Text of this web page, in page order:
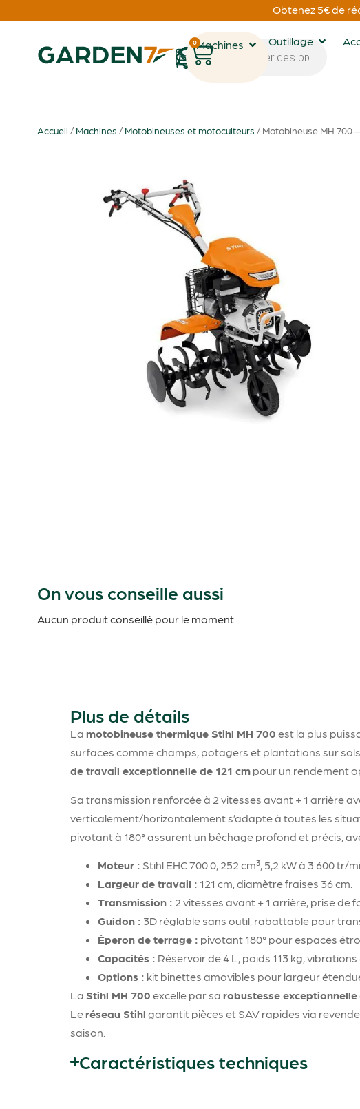
Obtenez 5€ de
1
0Machines Outillage
Accueil / Machines / Motobineuses et motoculteurs / Motobineuse MH 700
On vous conseille aussi
Aucun produit conseillé pour le moment.
Plus de détails
La motobineuse thermique Stihl MH 700 est la plus
surfaces comme champs, potagers et plantations sur
de travail exceptionnelle de 121 cm pour un rendement
Sa transmission renforcée à 2 vitesses avant + 1 arrière
verticalement/horizontalement s’adapte à toutes les
pivotant à 180° assurent un bêchage profond et précis,
Moteur : Stihl EHC 700.0, 252 cm³, 5,2 kW à 3 600 tr/
Largeur de travail : 121 cm, diamètre fraises 36 cm.
Transmission : 2 vitesses avant + 1 arrière, prise de
Guidon : 3D réglable sans outil, rabattable pour
Éperon de terrage : pivotant 180° pour espaces
Capacités : Réservoir de 4 L, poids 113 kg, vibrations
Options : kit binettes amovibles pour largeur
La Stihl MH 700 excelle par sa robustesse exceptionnelle
Leréseau Stihl garantit pièces et SAV rapides via
saison.
Caractéristiques techniques